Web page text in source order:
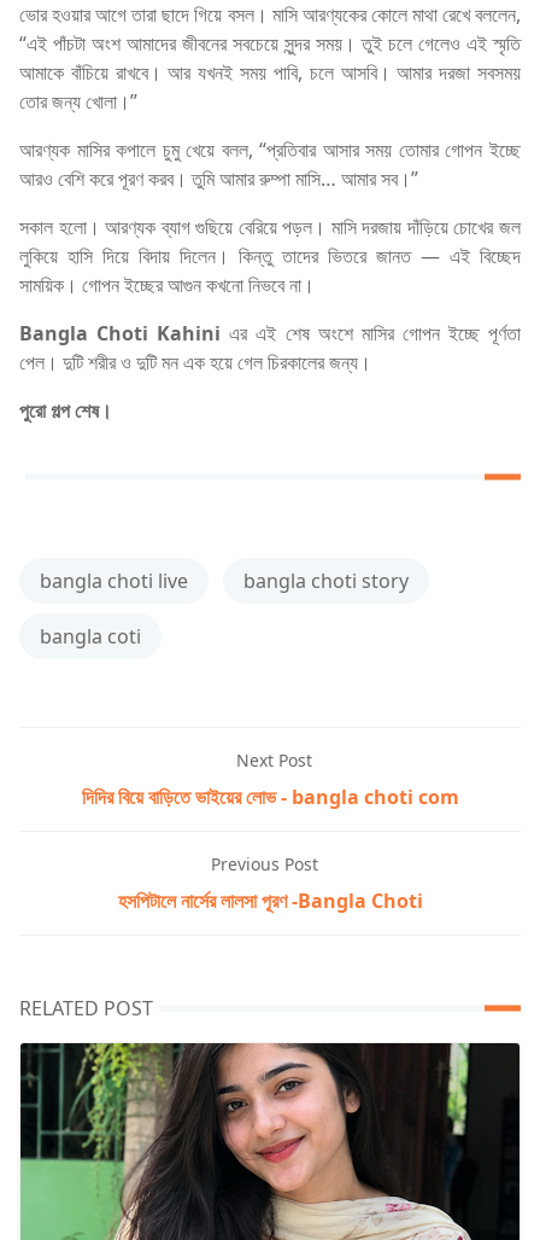
ভোর হওয়ার আগে তারা ছাদে গিয়ে বসল। মাসি আরণ্যকের কোলে মাথা রেখে বললেন,
“এই পাঁচটা অংশ আমাদের জীবনের সবচেয়ে সুন্দর সময়। তুই চলে গেলেও এই স্মৃতি
আমাকে বাঁচিয়ে রাখবে। আর যখনই সময় পাবি, চলে আসবি। আমার দরজা সবসময়
তোর জন্য খোলা।”
আরণ্যক মাসির কপালে চুমু খেয়ে বলল, “প্রতিবার আসার সময় তোমার গোপন ইচ্ছে
আরও বেশি করে পূরণ করব। তুমি আমার রুম্পা মাসি… আমার সব।”
সকাল হলো। আরণ্যক ব্যাগ গুছিয়ে বেরিয়ে পড়ল। মাসি দরজায় দাঁড়িয়ে চোখের জল
লুকিয়ে হাসি দিয়ে বিদায় দিলেন। কিন্তু তাদের ভিতরে জানত — এই বিচ্ছেদ
সাময়িক। গোপন ইচ্ছের আগুন কখনো নিভবে না।
Bangla Choti Kahini এর এই শেষ অংশে মাসির গোপন ইচ্ছে পূর্ণতা
পেল। দুটি শরীর ও দুটি মন এক হয়ে গেল চিরকালের জন্য।
পুরো গল্প শেষ।
bangla choti live bangla choti story
bangla coti
Next Post
দিদির বিয়ে বাড়িতে ভাইয়ের লোভ - bangla choti com
Previous Post
হসপিটালে নার্সের লালসা পূরণ -Bangla Choti
RELATED POST